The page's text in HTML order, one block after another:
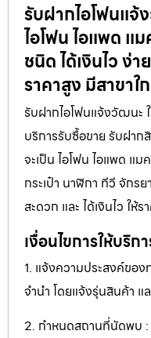
รับฝากไอโฟนแจ้
ไอโฟน ไอแพด แ
ชนิด ได้เงินไว ง่า
ราคาสูง มีสาขา
รับฝากไอโฟนแจ้งวัฒนะ
บริการรับซื้อขาย รับฝาก
จะเป็น ไอโฟน ไอแพด แ
กระเป๋า นาฬิกา ทีวี จักรย
สะดวก และ ได้เงินไว ให้
เงื่อนไขการให้บริก
1. แจ้งความประสงค์ขอ
จำนำ โดยแจ้งรุ่นสินค้า แ
2. กำหนดสถานที่นัดพบ :